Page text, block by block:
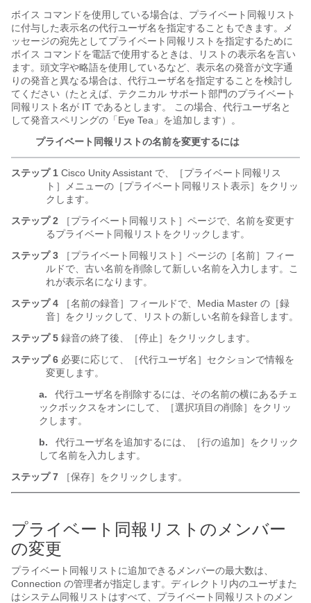
ボイス コマンドを使用している場合は、プライベート同報リスト
に付与した表示名の代行ユーザ名を指定することもできます。メ
ッセージの宛先としてプライベート同報リストを指定するために
ボイス コマンドを電話で使用するときは、リストの表示名を言い
ます。頭文字や略語を使用しているなど、表示名の発音が文字通
りの発音と異なる場合は、代行ユーザ名を指定することを検討し
てください（たとえば、テクニカル サポート部門のプライベート
同報リスト名が IT であるとします。 この場合、代行ユーザ名と
して発音スペリングの「Eye Tea」を追加します）。
プライベート同報リストの名前を変更するには
ステップ 1 Cisco Unity Assistant で、［プライベート同報リス
ト］メニューの［プライベート同報リスト表示］をクリッ
クします。
ステップ 2 ［プライベート同報リスト］ページで、名前を変更す
るプライベート同報リストをクリックします。
ステップ 3 ［プライベート同報リスト］ページの［名前］フィー
ルドで、古い名前を削除して新しい名前を入力します。こ
れが表示名になります。
ステップ 4 ［名前の録音］フィールドで、Media Master の［録
音］をクリックして、リストの新しい名前を録音します。
ステップ 5 録音の終了後、［停止］をクリックします。
ステップ 6 必要に応じて、［代行ユーザ名］セクションで情報を
変更します。
a.
代行ユーザ名を削除するには、その名前の横にあるチェ
ックボックスをオンにして、［選択項目の削除］をクリッ
クします。
b.
代行ユーザ名を追加するには、［行の追加］をクリック
して名前を入力します。
ステップ 7 ［保存］をクリックします。
プライベート同報リストのメンバー
の変更
プライベート同報リストに追加できるメンバーの最大数は、
Connection の管理者が指定します。ディレクトリ内のユーザまた
はシステム同報リストはすべて、プライベート同報リストのメン